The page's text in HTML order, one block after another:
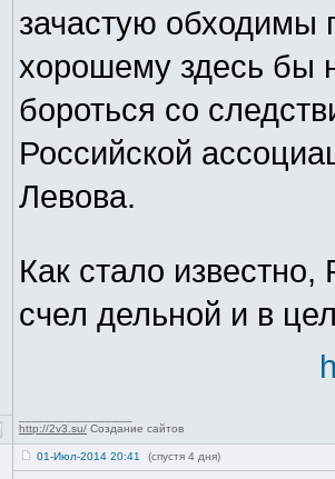
зачастую обходимы
хорошему здесь бы
бороться со
Российской
Левова.
Как стало
счел дельной и в
http://2v3.su/ Создание сайтов
01-Июл-2014 20:41 (спустя 4 дня)